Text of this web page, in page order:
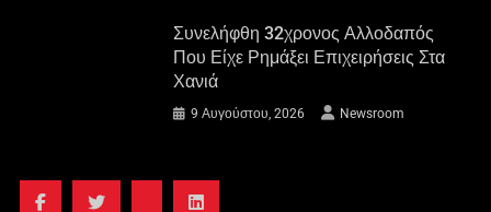
Συνελήφθη 32χρονος Αλλοδαπός
Που Είχε Ρημάξει Επιχειρήσεις Στα
Χανιά
9 Αυγούστου, 2026 Newsroom